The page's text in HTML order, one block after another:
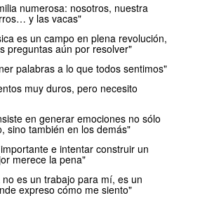
numerosa: nosotros, nuestra
y las vacas"
es un campo en plena revolución,
preguntas aún por resolver"
palabras a lo que todos sentimos"
muy duros, pero necesito
en generar emociones no sólo
sino también en los demás"
e intentar construir un
merece la pena"
es un trabajo para mí, es un
expreso cómo me siento"